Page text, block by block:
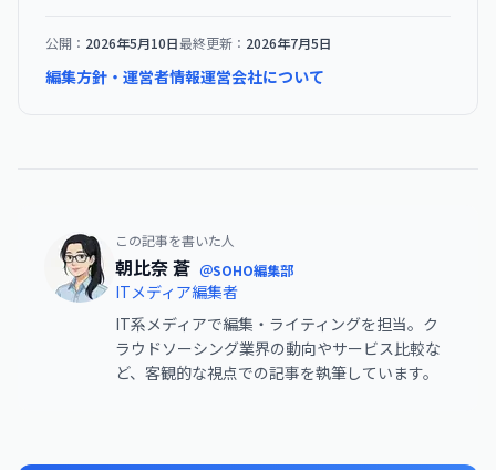
公開： 2026年5月10日最終更新： 2026年7月5日
編集方針・運営者情報運営会社について
この記事を書いた人
朝比奈 蒼 ＠SOHO編集部
ITメディア編集者
IT系メディアで編集・ライティングを担当。ク
ラウドソーシング業界の動向やサービス比較な
ど、客観的な視点での記事を執筆しています。